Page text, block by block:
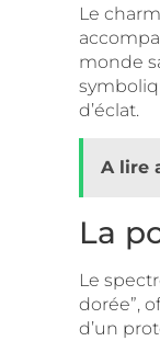
Le
monde
d’éclat.
A lire
La
Le
dorée”,
d’un